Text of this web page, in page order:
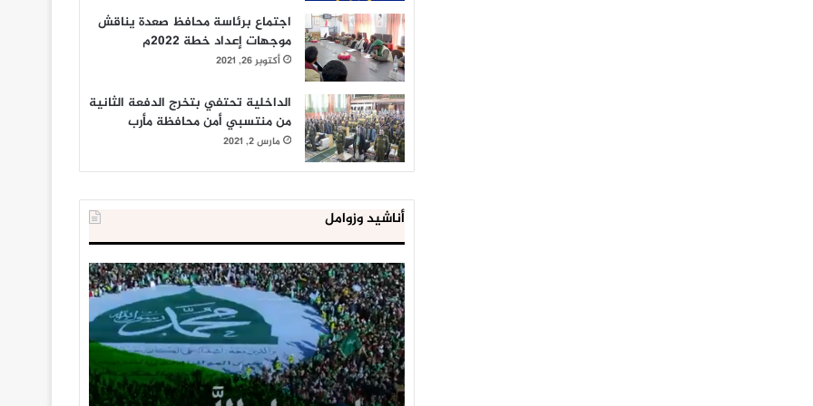
اجتماع برئاسة محافظ صعدة يناقش
موجهات إعداد خطة 2022م
أكتوبر 26, 2021
الداخلية تحتفي بتخرج الدفعة الثانية
من منتسبي أمن محافظة مأرب
مارس 2, 2021
أناشيد وزوامل
العدو
الإسرائيلي
اعتقل
543
طفلا
فلسطينيا
خلال
يناير 31, 2021
الداخلية
المصرية
إحباط
‘مخطط
كبير’
للإخوان